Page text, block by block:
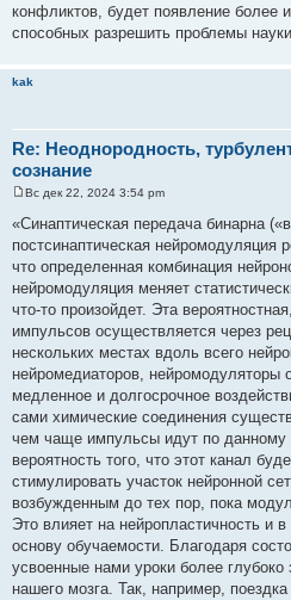
конфликтов, будет появление более
способных разрешить проблемы науки.
kak
Re: Неоднородность,
сознание
о
о
б
е
н
е
Вс дек 22, 2024 3:54 pm
«Синаптическая передача бинарна
постсинаптическая нейромодуляция
что определенная комбинация
нейромодуляция меняет
что-то произойдет. Эта
импульсов осуществляется через
нескольких местах вдоль всего
нейромедиаторов, нейромодуляторы
медленное и долгосрочное
сами химические соединения
чем чаще импульсы идут по данному
вероятность того, что этот канал
стимулировать участок нейронной
возбужденным до тех пор, пока
Это влияет на нейропластичность и
основу обучаемости. Благодаря
усвоенные нами уроки более
нашего мозга. Так, например,